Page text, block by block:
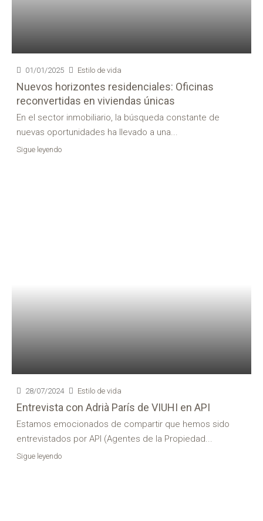
01/01/2025 Estilo de vida
Nuevos horizontes residenciales: Oficinas
reconvertidas en viviendas únicas
En el sector inmobiliario, la búsqueda constante de
nuevas oportunidades ha llevado a una...
Sigue leyendo
28/07/2024 Estilo de vida
Entrevista con Adrià París de VIUHI en API
Estamos emocionados de compartir que hemos sido
entrevistados por API (Agentes de la Propiedad...
Sigue leyendo